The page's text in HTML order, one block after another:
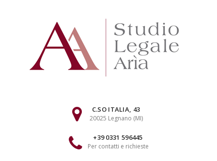
C.SO ITALIA, 43
20025 Legnano (MI)
+39 0331 596445
Per contatti e richieste